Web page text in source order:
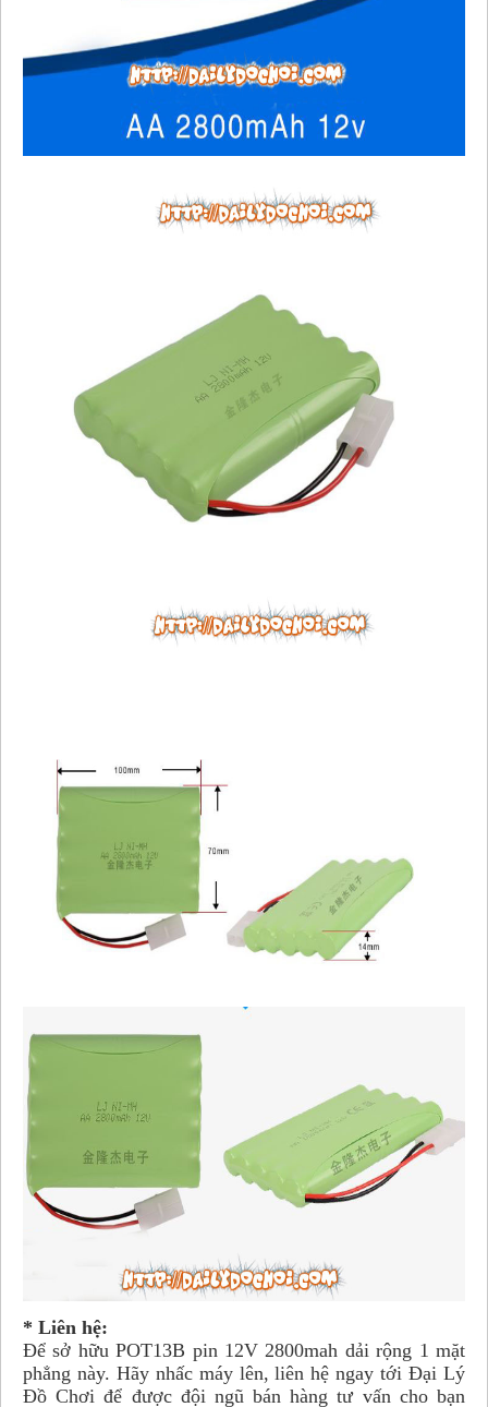
* Liên hệ:
Để sở hữu POT13B pin 12V 2800mah dải rộng 1 mặt
phẳng này. Hãy nhấc máy lên, liên hệ ngay tới Đại Lý
Đồ Chơi để được đội ngũ bán hàng tư vấn cho bạn